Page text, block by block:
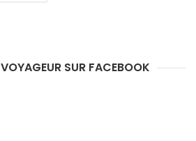
SUR FACEBOOK